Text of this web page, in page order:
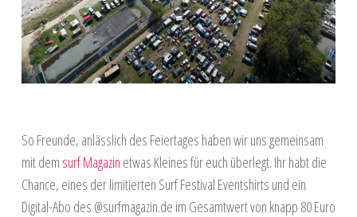
So Freunde, anlässlich des Feiertages haben wir uns gemeinsam
mit dem surf Magazin etwas Kleines für euch überlegt. Ihr habt die
Chance, eines der limitierten Surf Festival Eventshirts und ein
Digital-Abo des @surfmagazin.de im Gesamtwert von knapp 80 Euro